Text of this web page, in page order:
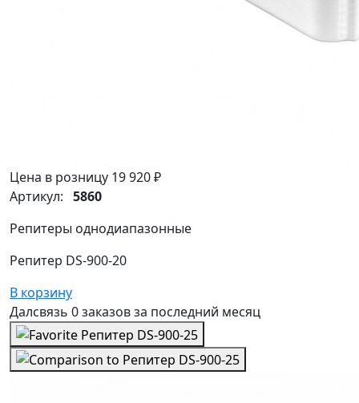
Цена в розницу 19 920 ₽
Артикул: 5860
Репитеры однодиапазонные
Репитер DS-900-20
В корзину
Далсвязь 0 заказовза последний месяц